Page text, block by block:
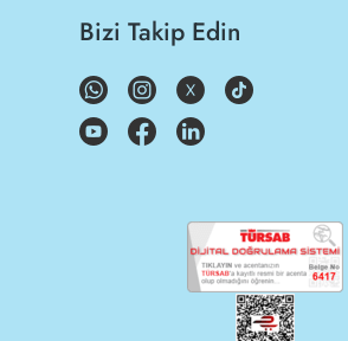
Bizi Takip Edin